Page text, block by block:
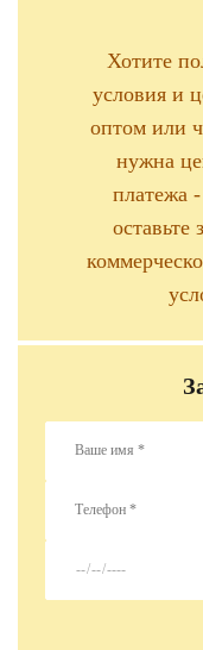
Хотите
условия и
оптом или
нужна
платежа
оставьте